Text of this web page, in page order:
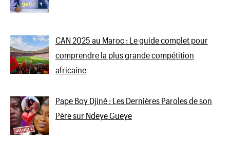
CAN 2025 au Maroc : Le guide complet pour
comprendre la plus grande compétition
africaine
Pape Boy Djiné : Les Dernières Paroles de son
Père sur Ndeye Gueye